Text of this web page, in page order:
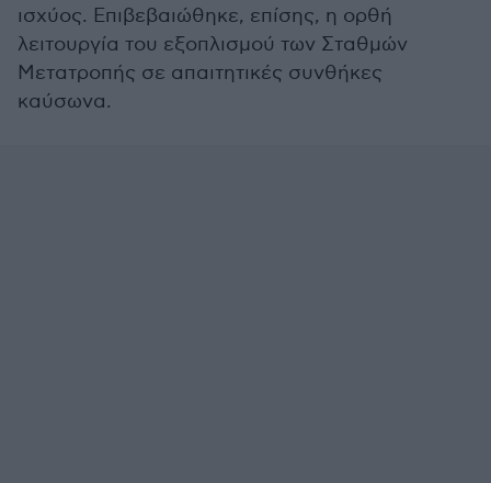
ισχύος. Επιβεβαιώθηκε, επίσης, η ορθή
λειτουργία του εξοπλισμού των Σταθμών
Μετατροπής σε απαιτητικές συνθήκες
καύσωνα.